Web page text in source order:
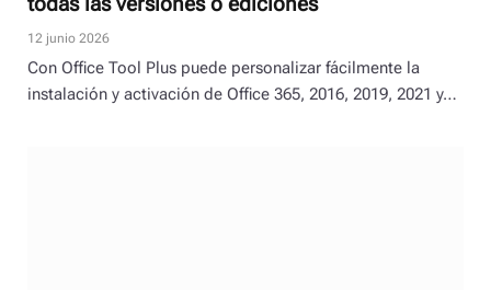
12 junio 2026
Con Office Tool Plus puede personalizar fácilmente la
instalación y activación de Office 365, 2016, 2019, 2021 y…